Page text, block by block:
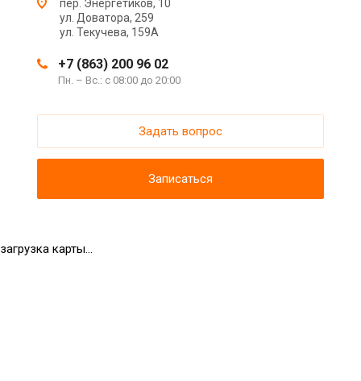
пер. Энергетиков, 10
ул. Доватора, 259
ул. Текучева, 159А
+7 (863) 200 96 02
Пн. – Вс.: с 08:00 до 20:00
Задать вопрос
Записаться
загрузка карты...